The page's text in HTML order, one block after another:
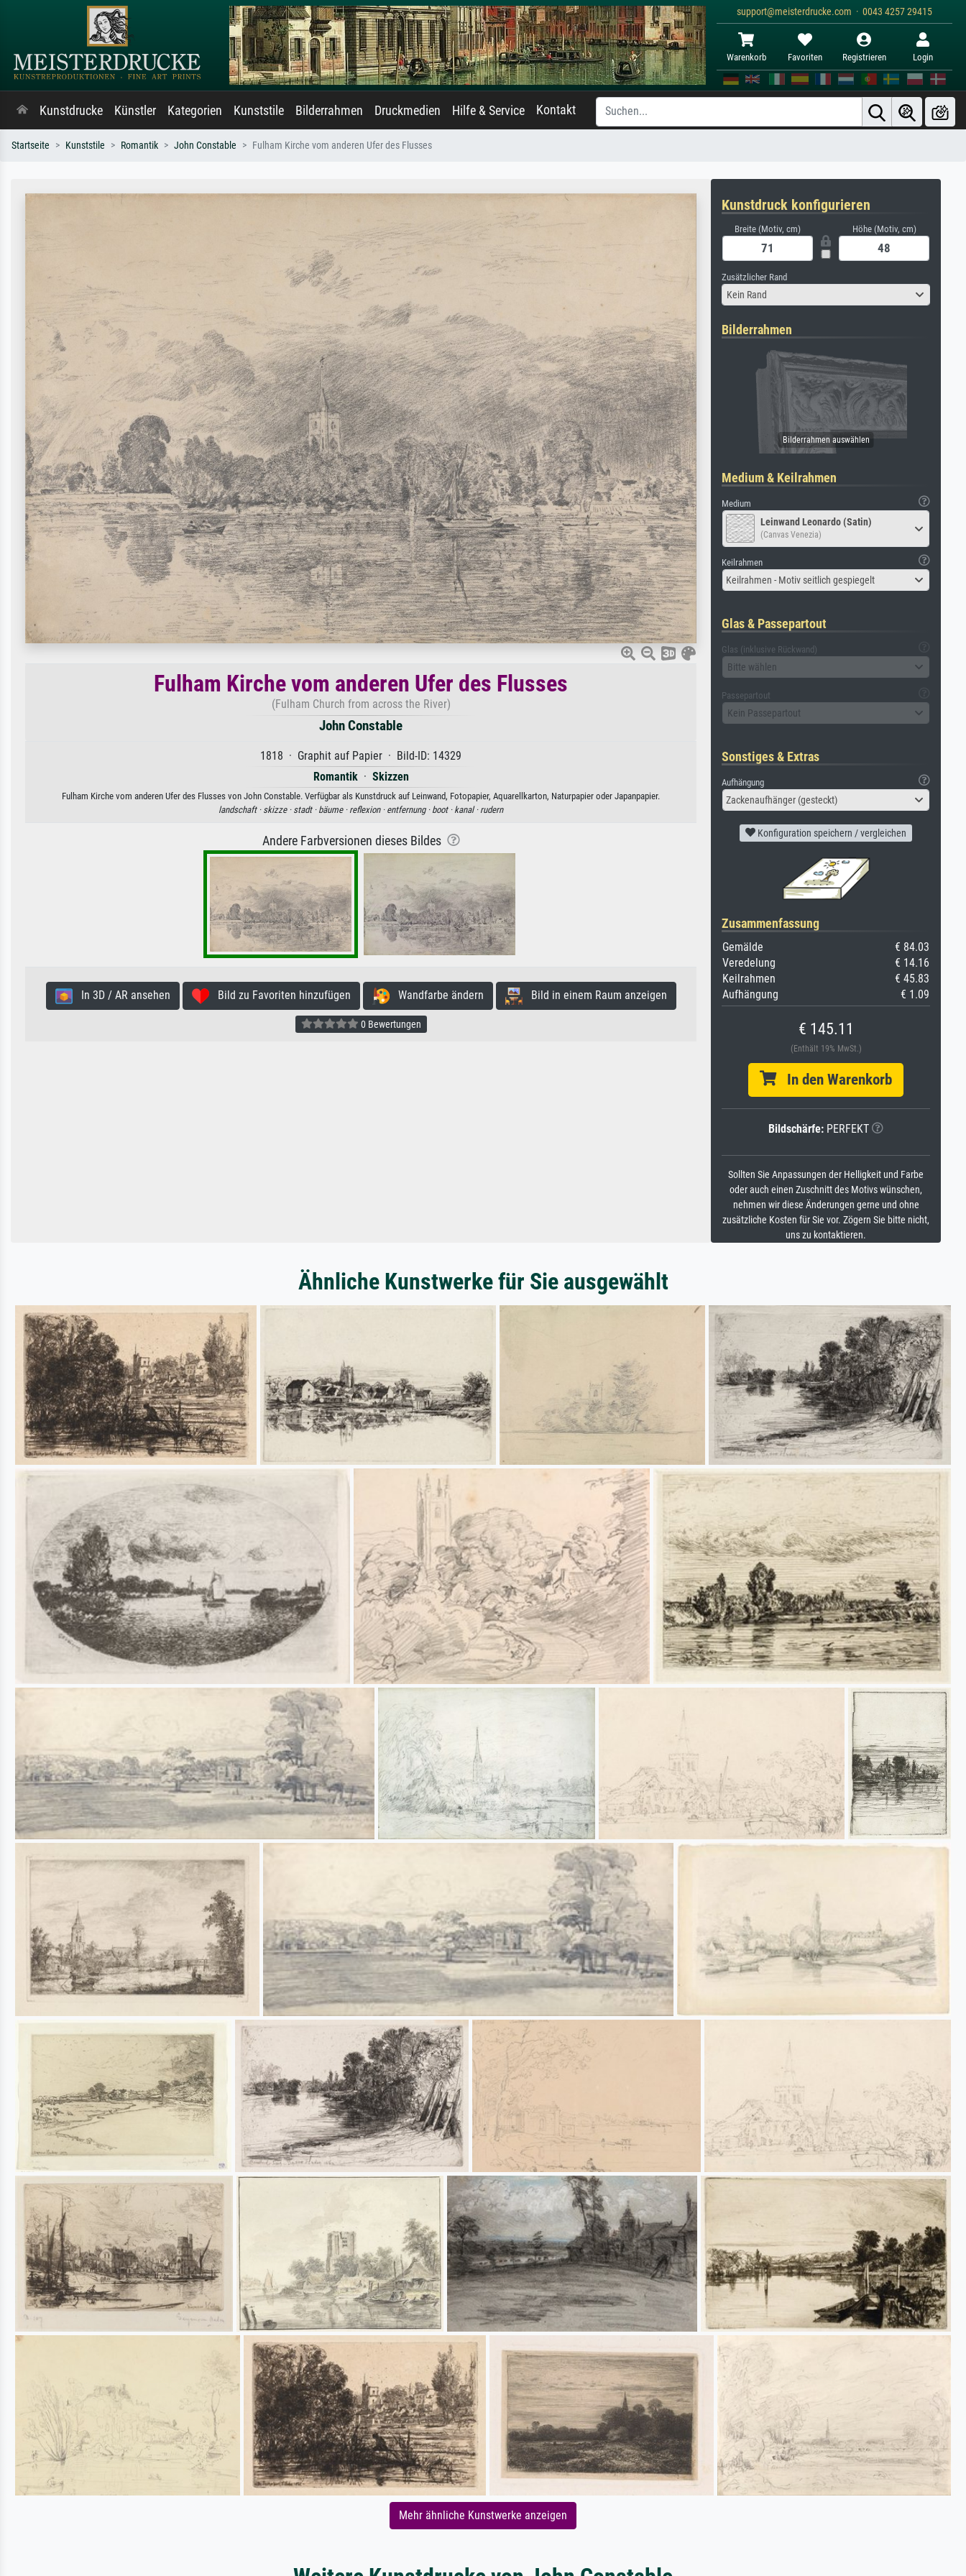
support@meisterdrucke.com · 0043 4257 29415
Warenkorb Favoriten Registrieren Login
Kunstdrucke Künstler Kategorien Kunststile Bilderrahmen Druckmedien Hilfe & Service Kontakt
Startseite Kunststile Romantik John Constable Fulham Kirche vom anderen Ufer des Flusses
Fulham Kirche vom anderen Ufer des Flusses
(Fulham Church from across the River)
John Constable
1818 · Graphit auf Papier · Bild-ID: 14329
Romantik· Skizzen
Fulham Kirche vom anderen Ufer des Flusses von John Constable. Verfügbar als Kunstdruck auf Leinwand, Fotopapier, Aquarellkarton, Naturpapier oder Japanpapier.
landschaft · skizze · stadt · bäume · reflexion · entfernung · boot · kanal · rudern
Andere Farbversionen dieses Bildes
In 3D / AR ansehen Bild zu Favoriten hinzufügen Wandfarbe ändern Bild in einem Raum anzeigen
0 Bewertungen
Kunstdruck konfigurieren
Breite (Motiv, cm) Höhe (Motiv, cm)
Zusätzlicher Rand
Kein Rand
Bilderrahmen
Medium & Keilrahmen
Medium
Leinwand Leonardo (Satin)
(Canvas Venezia)
Keilrahmen
Keilrahmen - Motiv seitlich gespiegelt
Glas & Passepartout
Glas (inklusive Rückwand)
Bitte wählen
Passepartout
Kein Passepartout
Sonstiges & Extras
Aufhängung
Zackenaufhänger (gesteckt)
Konfiguration speichern / vergleichen
Zusammenfassung
Gemälde
€ 84.03
Veredelung
€ 14.16
Keilrahmen
€ 45.83
Aufhängung
€ 1.09
€ 145.11
(Enthält 19% MwSt.)
In den Warenkorb
Bildschärfe: PERFEKT
Sollten Sie Anpassungen der Helligkeit und Farbe
oder auch einen Zuschnitt des Motivs wünschen,
nehmen wir diese Änderungen gerne und ohne
zusätzliche Kosten für Sie vor. Zögern Sie bitte nicht,
uns zu kontaktieren.
Ähnliche Kunstwerke für Sie ausgewählt
Mehr ähnliche Kunstwerke anzeigen